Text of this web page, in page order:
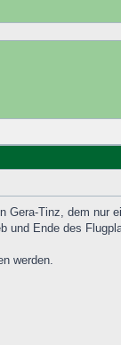
Tinz, dem nur
und Ende des
werden.